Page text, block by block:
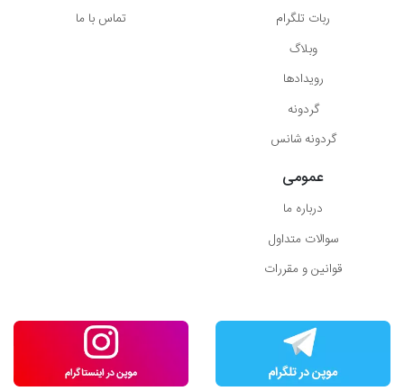
ربات تلگرام
وبلاگ
رویدادها
گردونه
گردونه شانس
تماس با ما
عمومی
درباره ما
سوالات متداول
قوانین و مقررات